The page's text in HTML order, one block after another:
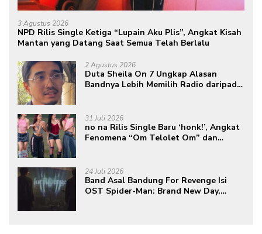
3 Agustus 2026
NPD Rilis Single Ketiga “Lupain Aku Plis”, Angkat Kisah
Mantan yang Datang Saat Semua Telah Berlalu
2 Agustus 2026
Duta Sheila On 7 Ungkap Alasan
Bandnya Lebih Memilih Radio daripada
31 Juli 2026
no na Rilis Single Baru ‘honk!’, Angkat
Fenomena “Om Telolet Om” dan
24 Juli 2026
Band Asal Bandung For Revenge Isi
OST Spider-Man: Brand New Day,